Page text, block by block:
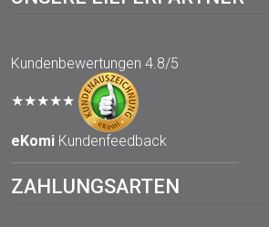
Kundenbewertungen 4.8/5
★★★★★
eKomi Kundenfeedback
ZAHLUNGSARTEN